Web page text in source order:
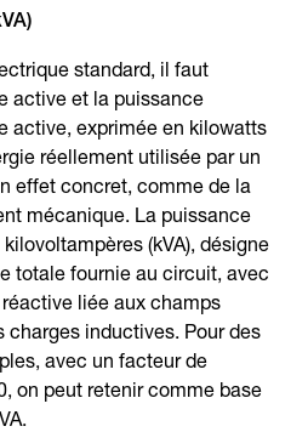
standard, il faut
active et la puissance
active, exprimée en kilowatts
réellement utilisée par un
effet concret, comme de la
mécanique. La puissance
(kVA), désigne
totale fournie au circuit, avec
liée aux champs
inductives. Pour des
avec un facteur de
on peut retenir comme base